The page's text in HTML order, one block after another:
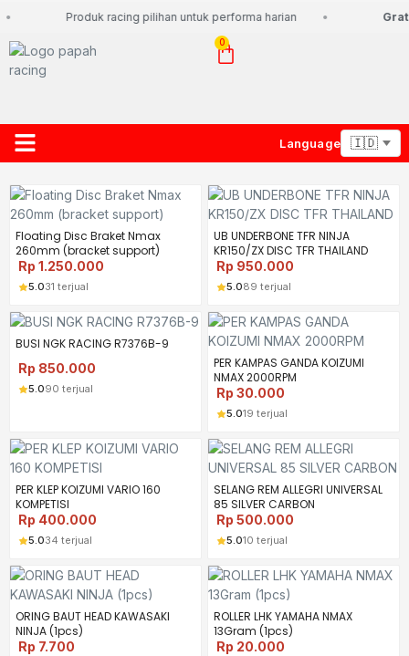
Produk racing pilihan untuk performa harian
0
Language
Floating Disc Braket Nmax
260mm (bracket support)
Rp 1.250.000
5.031 terjual
UB UNDERBONE TFR NINJA
KR150/ZX DISC TFR THAILAND
Rp 950.000
5.089 terjual
BUSI NGK RACING R7376B-9
Rp 850.000
5.090 terjual
PER KAMPAS GANDA KOIZUMI
NMAX 2000RPM
Rp 30.000
5.019 terjual
PER KLEP KOIZUMI VARIO 160
KOMPETISI
Rp 400.000
5.034 terjual
SELANG REM ALLEGRI UNIVERSAL
85 SILVER CARBON
Rp 500.000
5.010 terjual
ORING BAUT HEAD KAWASAKI
NINJA (1pcs)
Rp 7.700
ROLLER LHK YAMAHA NMAX
13Gram (1pcs)
Rp 20.000